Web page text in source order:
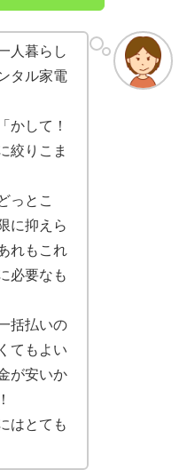
人暮らし
タル家電
かして！
絞りこま
っとこ
に抑えら
れもこれ
必要なも
括払いの
てもよい
が安いか
はとても